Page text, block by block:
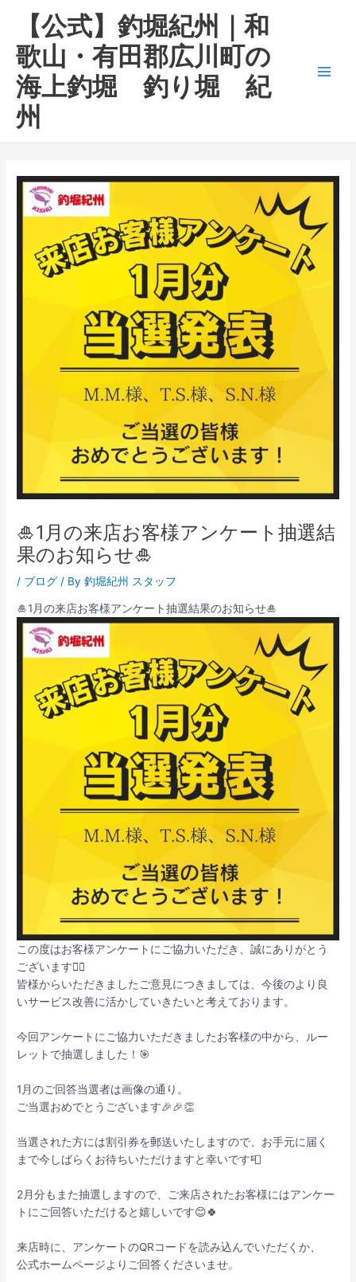
【公式】釣堀紀州｜和
歌山・有田郡広川町の
海上釣堀 釣り堀 紀
州
🎍1月の来店お客様アンケート抽選結
果のお知らせ🎍
/ ブログ / By釣堀紀州 スタッフ
🎍1月の来店お客様アンケート抽選結果のお知らせ🎍
この度はお客様アンケートにご協力いただき、誠にありがとう
ございます🙇‍♀️
皆様からいただきましたご意見につきましては、今後のより良
いサービス改善に活かしていきたいと考えております。
今回アンケートにご協力いただきましたお客様の中から、ルー
レットで抽選しました！🎯
1月のご回答当選者は画像の通り。
ご当選おめでとうございます🎉🎉👏
当選された方には割引券を郵送いたしますので、お手元に届く
まで今しばらくお待ちいただけますと幸いです📮
2月分もまた抽選しますので、ご来店されたお客様にはアンケー
トにご回答いただけると嬉しいです😊🍀
来店時に、アンケートのQRコードを読み込んでいただくか、
公式ホームページよりご回答くださいませ。